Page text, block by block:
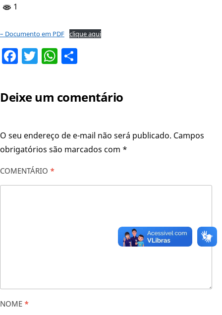
1
– Documento em PDF clique aqui
Facebook
TwitterWhatsApp
Deixe um comentário
O seu endereço de e-mail não será publicado. Campos
obrigatórios são marcados com *
COMENTÁRIO *
NOME *